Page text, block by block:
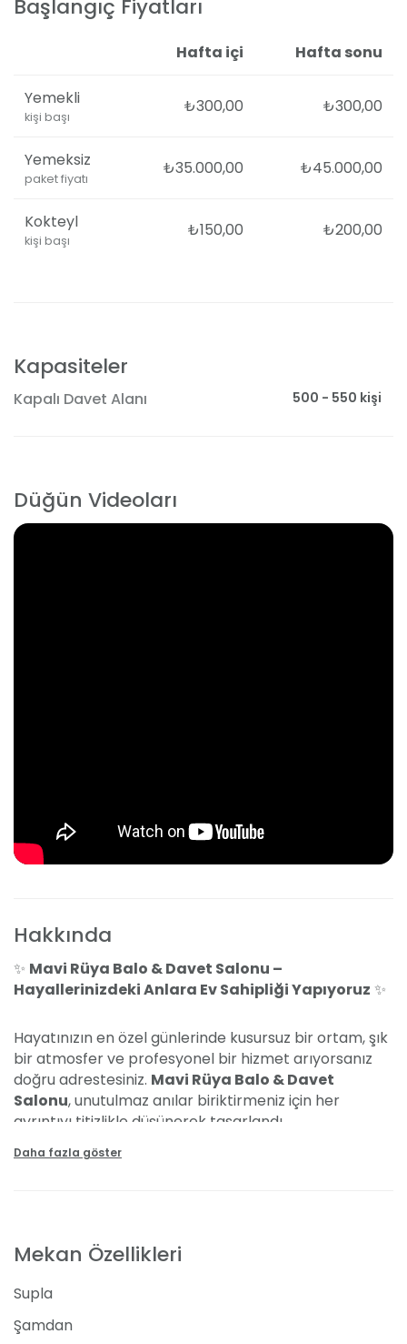
Başlangıç Fiyatları
Hafta içi Hafta sonu
Yemekli
kişi başı
₺300,00 ₺300,00
Yemeksiz
paket fiyatı
₺35.000,00 ₺45.000,00
Kokteyl
kişi başı
₺150,00 ₺200,00
Kapasiteler
Kapalı Davet Alanı 500 - 550 kişi
Düğün Videoları
Hakkında
✨ Mavi Rüya Balo & Davet Salonu –
Hayallerinizdeki Anlara Ev Sahipliği Yapıyoruz ✨
Hayatınızın en özel günlerinde kusursuz bir ortam, şık
bir atmosfer ve profesyonel bir hizmet arıyorsanız
doğru adrestesiniz. Mavi Rüya Balo & Davet
Salonu, unutulmaz anılar biriktirmeniz için her
ayrıntıyı titizlikle düşünerek tasarlandı.
süslenen salonumuz, davetlerinize eşsiz bir ambiyans
🍽️Lezzet Dolu Menü Seçenekleri
Daha fazla göster
Mekan Özellikleri
Supla
Şamdan